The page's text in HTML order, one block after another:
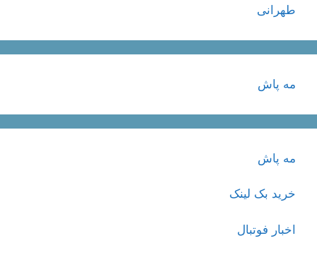
طهرانی
مه پاش
مه پاش
خرید بک لینک
اخبار فوتبال